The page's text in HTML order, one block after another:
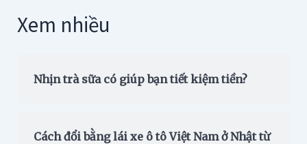
Xem nhiều
Nhịn trà sữa có giúp bạn tiết kiệm tiền?
Cách đổi bằng lái xe ô tô Việt Nam ở Nhật từ